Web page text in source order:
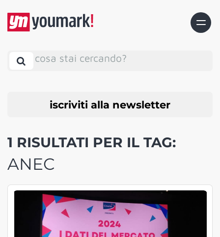
cosa stai cercando?
iscriviti alla newsletter
1 RISULTATI PER IL TAG:
ANEC